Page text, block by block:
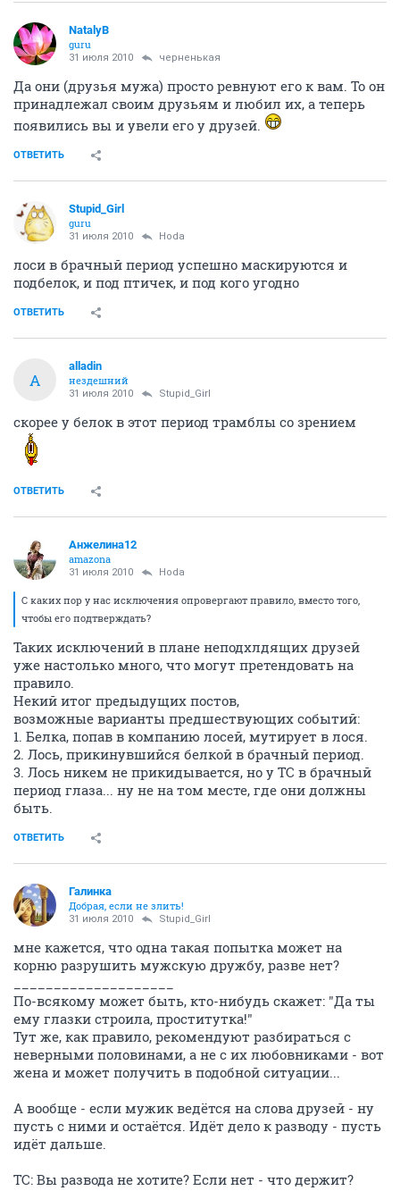
NatalyB
guru
31 июля 2010 черненькая
Да они (друзья мужа) просто ревнуют его к вам. То он
принадлежал своим друзьям и любил их, а теперь
появились вы и увели его у друзей.
ОТВЕТИТЬ
Stupid_Girl
guru
31 июля 2010 Hoda
лоси в брачный период успешно маскируются и
подбелок, и под птичек, и под кого угодно
ОТВЕТИТЬ
A
alladin
нездешний
31 июля 2010 Stupid_Girl
скорее у белок в этот период трамблы со зрением
ОТВЕТИТЬ
Анжелина12
amazona
31 июля 2010 Hoda
С каких пор у нас исключения опровергают правило, вместо того,
чтобы его подтверждать?
Таких исключений в плане неподхлдящих друзей
уже настолько много, что могут претендовать на
правило.
Некий итог предыдущих постов,
возможные варианты предшествующих событий:
1. Белка, попав в компанию лосей, мутирует в лося.
2. Лось, прикинувшийся белкой в брачный период.
3. Лось никем не прикидывается, но у ТС в брачный
период глаза... ну не на том месте, где они должны
быть.
ОТВЕТИТЬ
Галинка
Добрая, если не злить!
31 июля 2010 Stupid_Girl
мне кажется, что одна такая попытка может на
корню разрушить мужскую дружбу, разве нет?
По-всякому может быть, кто-нибудь скажет: "Да ты
ему глазки строила, проститутка!"
Тут же, как правило, рекомендуют разбираться с
неверными половинами, а не с их любовниками - вот
жена и может получить в подобной ситуации...
А вообще - если мужик ведётся на слова друзей - ну
пусть с ними и остаётся. Идёт дело к разводу - пусть
идёт дальше.
ТС: Вы развода не хотите? Если нет - что держит?